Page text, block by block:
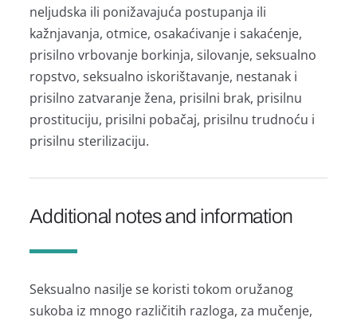
neljudska ili ponižavajuća postupanja ili
kažnjavanja, otmice, osakaćivanje i sakaćenje,
prisilno vrbovanje borkinja, silovanje, seksualno
ropstvo, seksualno iskorištavanje, nestanak i
prisilno zatvaranje žena, prisilni brak, prisilnu
prostituciju, prisilni pobačaj, prisilnu trudnoću i
prisilnu sterilizaciju.
Additional notes and information
Seksualno nasilje se koristi tokom oružanog
sukoba iz mnogo različitih razloga, za mučenje,